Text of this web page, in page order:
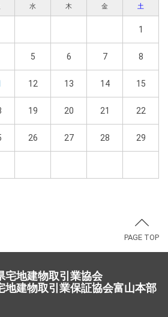
水 木 金 土
1
5 6 7 8
12 13 14 15
19 20 21 22
26 27 28 29
PAGE TOP
宅地建物取引業協会
地建物取引業保証協会富山本部